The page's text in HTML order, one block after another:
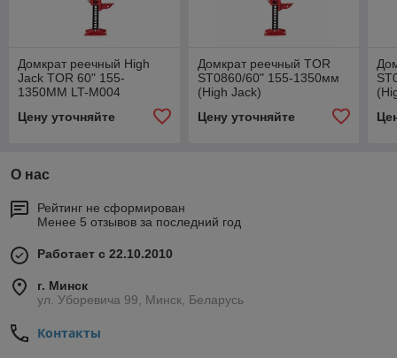
Домкрат реечный High
Jack TOR 60" 155-
1350MM LT-M004
Цену уточняйте
Домкрат реечный TOR
ST0860/60" 155-1350мм
(High Jack)
Цену уточняйте
О нас
Рейтинг не сформирован
Менее 5 отзывов за последний год
Работает с 22.10.2010
г. Минск
ул. Уборевича 99, Минск, Беларусь
Контакты